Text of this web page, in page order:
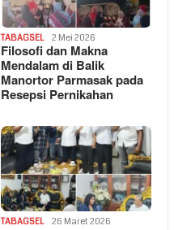
TABAGSEL 2 Mei 2026
Filosofi dan Makna
Mendalam di Balik
Manortor Parmasak pada
Resepsi Pernikahan
TABAGSEL 26 Maret 2026